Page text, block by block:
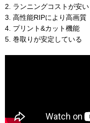
ランニングコストが安い
高性能RIPにより高画質
プリント&カット機能
巻取りが安定している